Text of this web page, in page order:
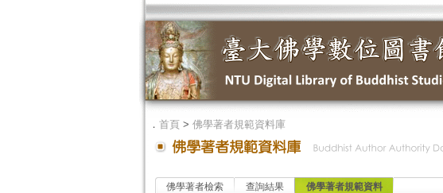
． 首頁> 佛學著者規範資料庫
佛學著者檢索 查詢結果 佛學著者規範資料